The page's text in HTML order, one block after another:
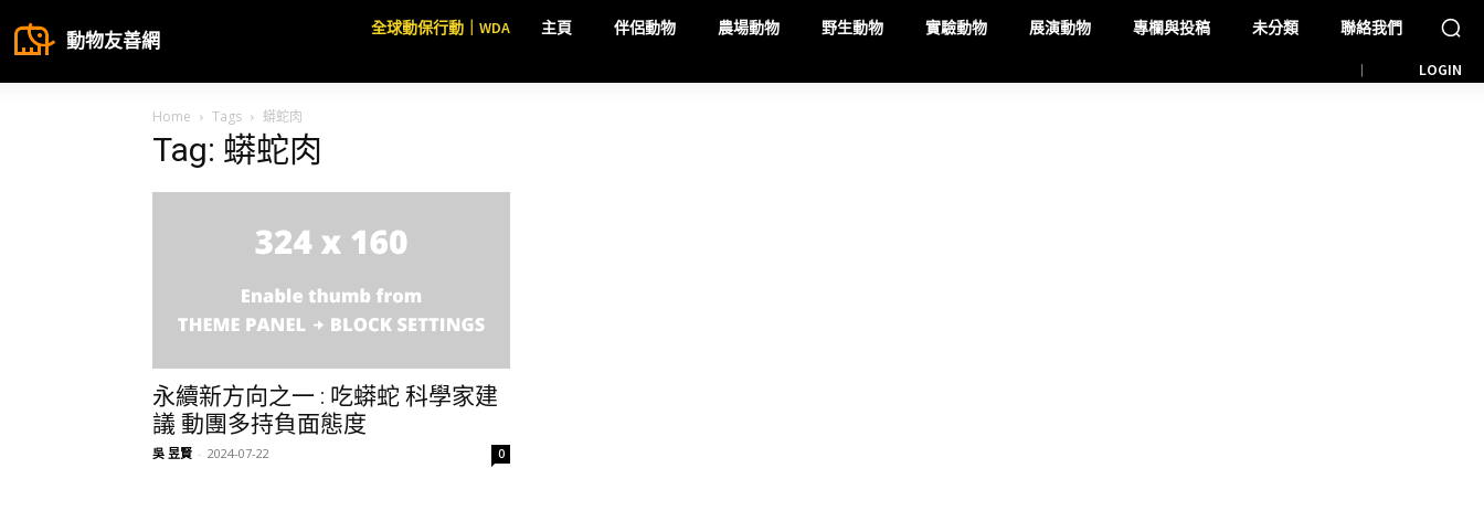
動物友善網
全球動保行動｜WDA 主頁 伴侶動物 農場動物 野生動物 實驗動物 展演動物 專欄與投稿 未分類 聯絡我們
LOGIN
Home Tags 蟒蛇肉
Tag: 蟒蛇肉
永續新方向之一 : 吃蟒蛇 科學家建
議 動團多持負面態度
吳 昱賢 - 2024-07-22 0